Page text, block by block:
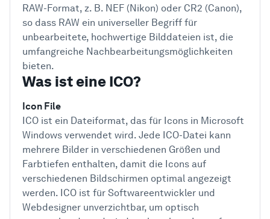
RAW-Format, z. B. NEF (Nikon) oder CR2 (Canon),
so dass RAW ein universeller Begriff für
unbearbeitete, hochwertige Bilddateien ist, die
umfangreiche Nachbearbeitungsmöglichkeiten
bieten.
Was ist eine ICO?
Icon File
ICO ist ein Dateiformat, das für Icons in Microsoft
Windows verwendet wird. Jede ICO-Datei kann
mehrere Bilder in verschiedenen Größen und
Farbtiefen enthalten, damit die Icons auf
verschiedenen Bildschirmen optimal angezeigt
werden. ICO ist für Softwareentwickler und
Webdesigner unverzichtbar, um optisch